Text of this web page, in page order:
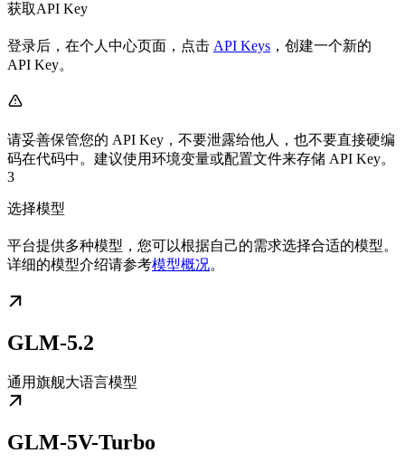
获取API Key
登录后，在个人中心页面，点击 API Keys ，创建一个新的
API Key。
请妥善保管您的 API Key，不要泄露给他人，也不要直接硬编
码在代码中。建议使用环境变量或配置文件来存储 API Key。
3
选择模型
平台提供多种模型，您可以根据自己的需求选择合适的模型。
详细的模型介绍请参考模型概况。
GLM-5.2
通用旗舰大语言模型
GLM-5V-Turbo